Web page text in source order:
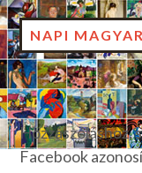
NAPI
Hozzászóláshoz,
Facebook